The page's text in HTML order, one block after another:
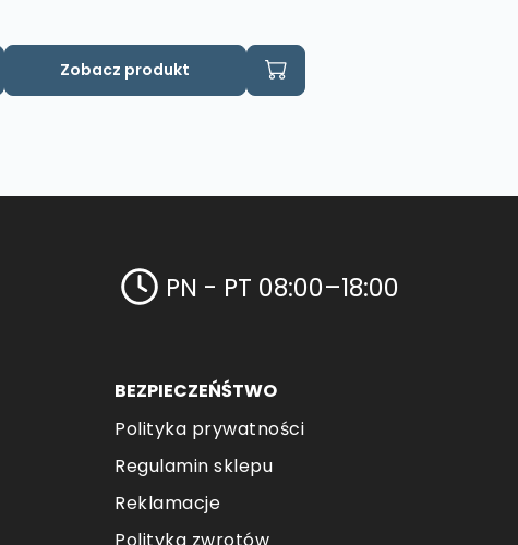
Zobacz produkt
PN - PT 08:00–18:00
BEZPIECZEŃŚTWO
Polityka prywatności
Regulamin sklepu
Reklamacje